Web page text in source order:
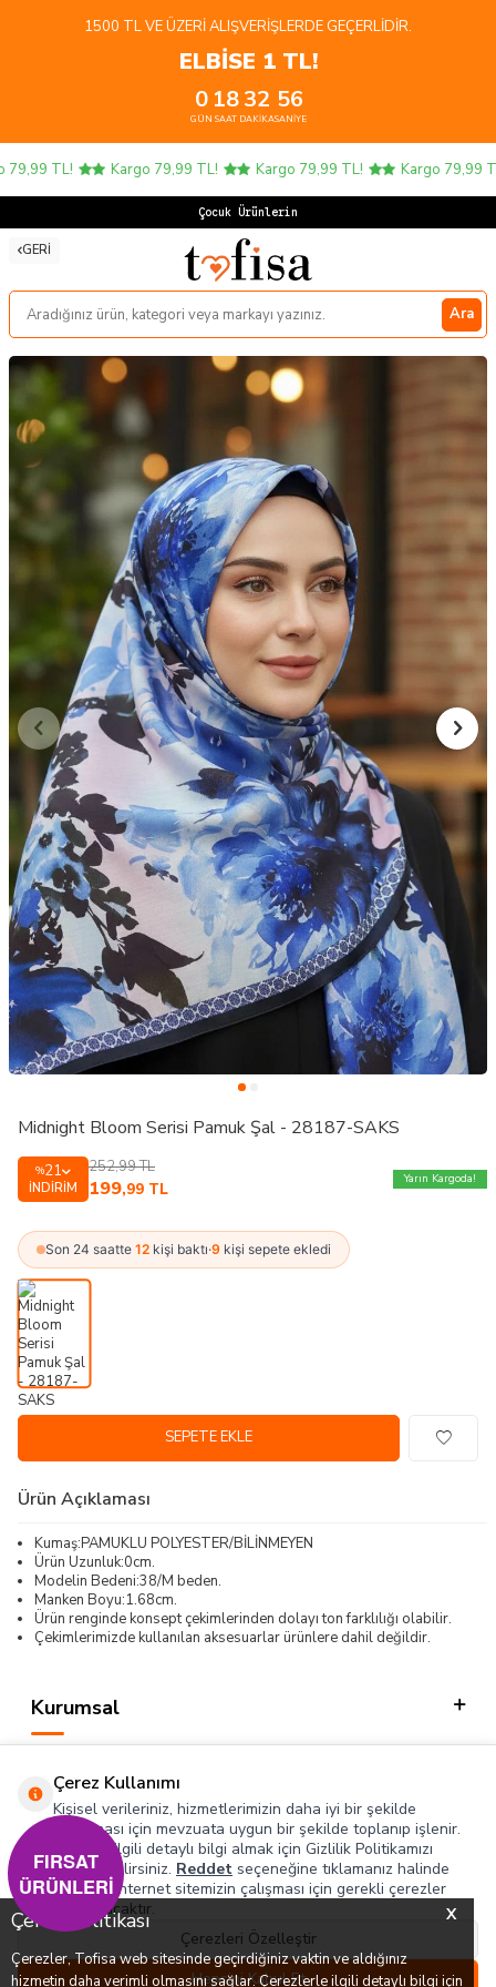
X
Çerez Politikası
Çerezler, Tofisa web sitesinde geçirdiğiniz vaktin ve aldığınız
hizmetin daha verimli olmasını sağlar. Çerezlerle ilgili detaylı bilgi için
1500 TL VE ÜZERI ALIŞVERIŞLERDE GEÇERLIDIR.
ELBİSE 1 TL!
0
GÜN
18
SAAT
32
DAKIKA
56
SANIYE
TL! Kargo 79,99 TL! Kargo 79,99 TL! Kargo 79,99 TL!
Çocuk Ürünlerinde
GERI
Ara
0
Midnight Bloom Serisi Pamuk Şal - 28187-SAKS
%21
İNDIRIM
252,99TL
199,99 TL
Yarın Kargoda!
Son 24 saatte 12 kişi baktı·9 kişi sepete ekledi
SEPETE EKLE
Ürün Açıklaması
Kumaş:PAMUKLU POLYESTER/BİLİNMEYEN
Ürün Uzunluk:0cm.
Modelin Bedeni:38/M beden.
Manken Boyu:1.68cm.
Ürün renginde konsept çekimlerinden dolayı ton farklılığı olabilir.
Çekimlerimizde kullanılan aksesuarlar ürünlere dahil değildir.
Kurumsal
Hızlı Erişim
Sosyal
Adres & İletişim
Çerez Kullanımı
Kişisel verileriniz, hizmetlerimizin daha iyi bir şekilde
sunulması için mevzuata uygun bir şekilde toplanıp işlenir.
Konuyla ilgili detaylı bilgi almak için Gizlilik Politikamızı
inceleyebilirsiniz. Reddet seçeneğine tıklamanız halinde
yalnızca internet sitemizin çalışması için gerekli çerezler
kullanılacaktır.
Çerezleri Özelleştir
Hepsini Kabul Et
FIRSAT
ÜRÜNLERİ